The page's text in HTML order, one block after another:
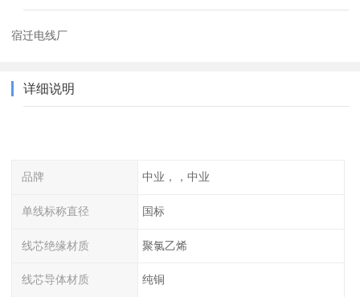
宿迁电线厂
详细说明
品牌 中业，，中业
单线标称直径 国标
线芯绝缘材质 聚氯乙烯
线芯导体材质 纯铜